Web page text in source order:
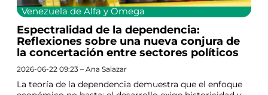
Venezuela de Alfa y Omega
Espectralidad de la dependencia:
Reflexiones sobre una nueva conjura de
la concertación entre sectores políticos
2026-06-22 09:23 – Ana Salazar
La teoría de la dependencia demuestra que el enfoque